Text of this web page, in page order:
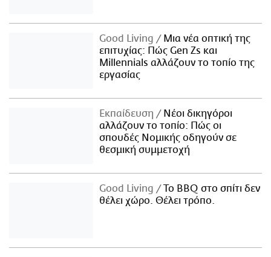
Good Living
Μια νέα οπτική της
επιτυχίας: Πώς Gen Zs και
Millennials αλλάζουν το τοπίο της
εργασίας
Εκπαίδευση
Νέοι δικηγόροι
αλλάζουν το τοπίο: Πώς οι
σπουδές Νομικής οδηγούν σε
θεσμική συμμετοχή
Good Living
Το BBQ στο σπίτι δεν
θέλει χώρο. Θέλει τρόπο.